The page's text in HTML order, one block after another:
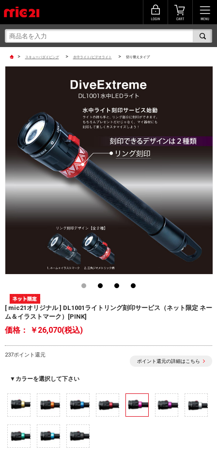
> スキューバダイビング > 水中ライト/ビデオライト > 切り替えタイプ
[ mic21オリジナル ] DL1001ライトリング刻印サービス（ネット限定 ネー
ム＆イラストマーク）[PINK]
価格： ￥26,070(税込)
237ポイント還元
ポイント還元の詳細はこちら
▼カラーを選択して下さい